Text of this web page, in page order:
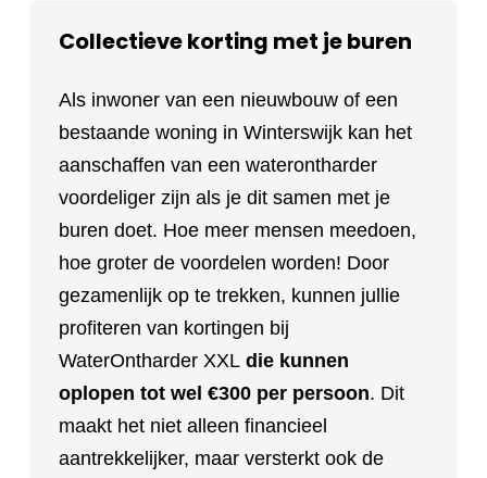
Collectieve korting met je buren
Als inwoner van een nieuwbouw of een
bestaande woning in Winterswijk kan het
aanschaffen van een waterontharder
voordeliger zijn als je dit samen met je
buren doet. Hoe meer mensen meedoen,
hoe groter de voordelen worden! Door
gezamenlijk op te trekken, kunnen jullie
profiteren van kortingen bij
WaterOntharder XXL die kunnen
oplopen tot wel €300 per persoon. Dit
maakt het niet alleen financieel
aantrekkelijker, maar versterkt ook de